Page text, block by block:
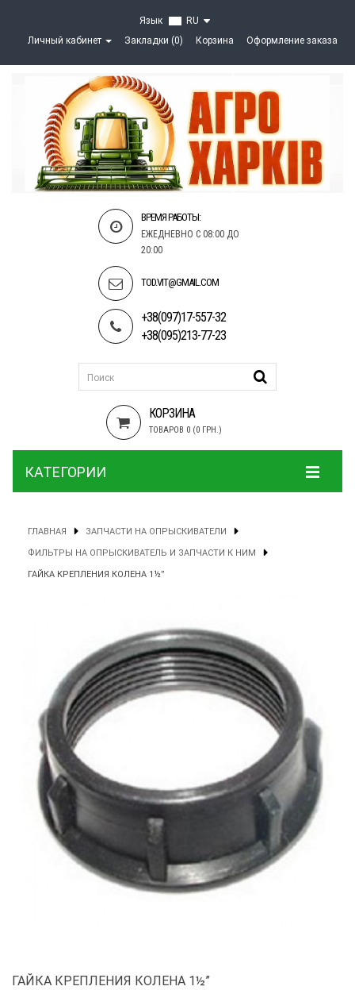
Язык
RU
Личный кабинет
Закладки (0) Корзина Оформление заказа
ВРЕМЯ РАБОТЫ:
ЕЖЕДНЕВНО С 08:00 ДО
20:00
TOD.VIT@GMAIL.COM
+38(097)17-557-32
+38(095)213-77-23
КОРЗИНА
ТОВАРОВ 0 (0 ГРН.)
КАТЕГОРИИ
ГЛАВНАЯ ЗАПЧАСТИ НА ОПРЫСКИВАТЕЛИ
ФИЛЬТРЫ НА ОПРЫСКИВАТЕЛЬ И ЗАПЧАСТИ К НИМ
ГАЙКА КРЕПЛЕНИЯ КОЛЕНА 1½”
ГАЙКА КРЕПЛЕНИЯ КОЛЕНА 1½”